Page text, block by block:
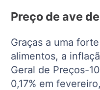
Preço de ave
Graças a uma
alimentos, a
Geral de Preços-
0,17% em